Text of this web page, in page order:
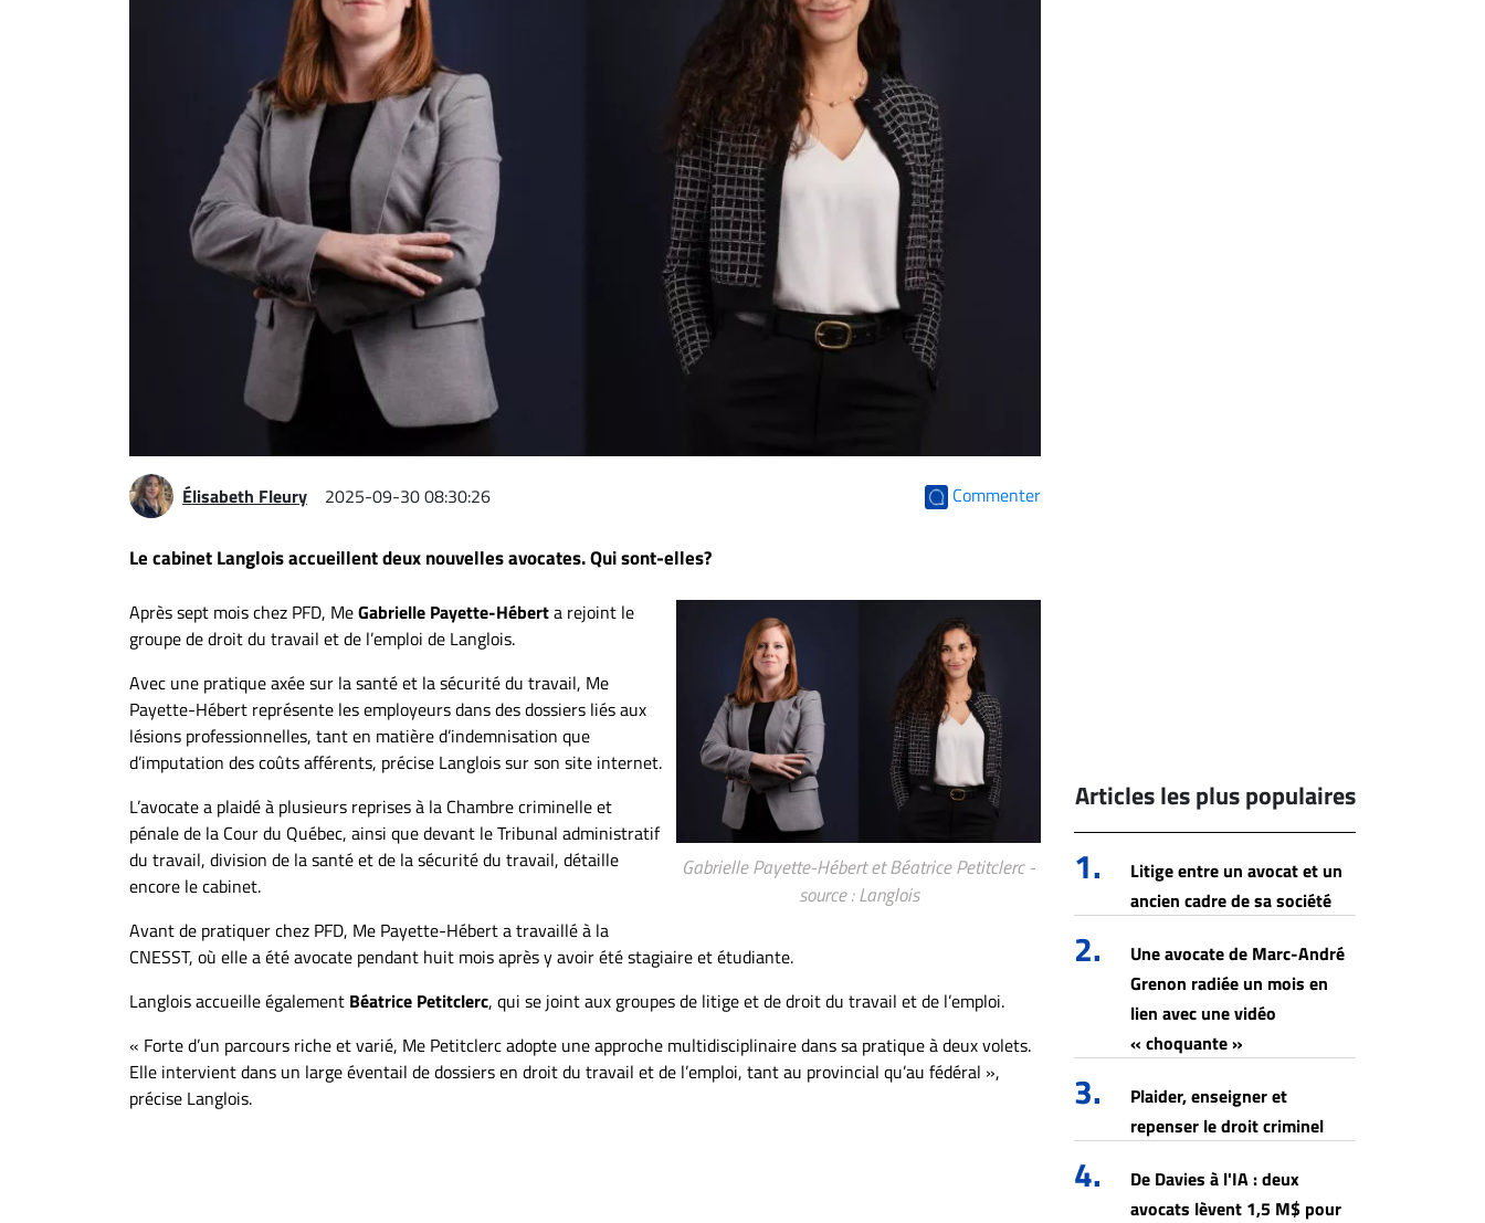
recrutements
TROUVEZ-
confidentialité
Élisabeth Fleury 2025-09-30 08:30:26 Commenter
Le cabinet Langlois accueillent deux nouvelles avocates. Qui sont-elles?
Gabrielle Payette-Hébert et Béatrice Petitclerc -
source : Langlois
Après sept mois chez PFD, MeGabrielle Payette-Héberta rejoint le
groupe de droit du travail et de l’emploi de Langlois.
Avec une pratique axée sur la santé et la sécurité du travail, Me
Payette-Hébert représente les employeurs dans des dossiers liés aux
lésions professionnelles, tant en matière d’indemnisation que
d’imputation des coûts afférents, précise Langlois sur son site internet.
L’avocate a plaidé à plusieurs reprises à la Chambre criminelle et
pénale de la Cour du Québec, ainsi que devant le Tribunal administratif
du travail, division de la santé et de la sécurité du travail, détaille
encore le cabinet.
Avant de pratiquer chez PFD, Me Payette-Hébert a travaillé à la
CNESST, où elle a été avocate pendant huit mois après y avoir été stagiaire et étudiante.
Langlois accueille également Béatrice Petitclerc, qui se joint aux groupes de litige et de droit du travail et de l’emploi.
« Forte d’un parcours riche et varié, Me Petitclerc adopte une approche multidisciplinaire dans sa pratique à deux volets.
Elle intervient dans un large éventail de dossiers en droit du travail et de l’emploi, tant au provincial qu’au fédéral »,
précise Langlois.
Articles les plus populaires
1.
Litige entre un avocat et un
ancien cadre de sa société
2.
Une avocate de Marc-André
Grenon radiée un mois en
lien avec une vidéo
« choquante »
3.
Plaider, enseigner et
repenser le droit criminel
4.
De Davies à l'IA : deux
avocats lèvent 1,5 M$ pour